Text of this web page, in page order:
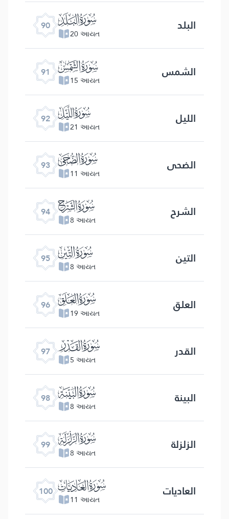
90 ﰇ
20 આયત البلد
91 ﰈ
15 આયત الشمس
92 ﰉ
21 આયત اللیل
93 ﰊ
11 આયત الضحی
94 ﰋ
8 આયત الشرح
95 ﰌ
8 આયત التین
96 ﰍ
19 આયત العلق
97 ﰎ
5 આયત القدر
98 ﰏ
8 આયત البینة
99 ﰐ
8 આયત الزلزلة
100 ﰑ
11 આયત العادیات